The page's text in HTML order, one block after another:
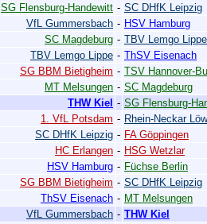
SG Flensburg-Handewitt - SC DHfK Leipzig
VfL Gummersbach - HSV Hamburg
SC Magdeburg - TBV Lemgo Lippe
TBV Lemgo Lippe - ThSV Eisenach
SG BBM Bietigheim - TSV Hannover-
MT Melsungen - SC Magdeburg
THW Kiel - SG Flensburg-
1. VfL Potsdam - Rhein-Neckar
SC DHfK Leipzig - FA Göppingen
HC Erlangen - HSG Wetzlar
HSV Hamburg - Füchse Berlin
SG BBM Bietigheim - SC DHfK Leipzig
ThSV Eisenach - MT Melsungen
VfL Gummersbach - THW Kiel